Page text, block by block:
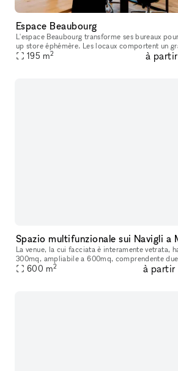
Espace Beaubourg
L'espace Beaubourg transforme ses bureaux pour votre showroom / pop
up store éphémère. Les locaux comportent un
lumineux, d'une zone de vie avec une cuisine et
195 m2 à
Spazio multifunzionale sui Navigli a
La venue, la cui facciata è interamente vetrata,
300mq, ampliabile a 600mq, comprendente
cucina professionale completamente
600 m2 à partir